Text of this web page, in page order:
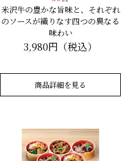
米沢牛の豊かな旨味と、それぞれ
のソースが織りなす四つの異なる
味わい
3,980円（税込）
商品詳細を見る